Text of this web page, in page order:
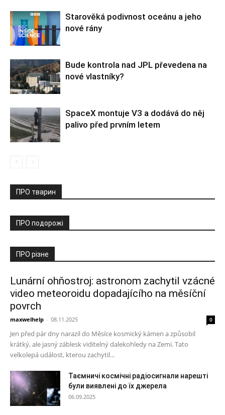
Starověká podivnost oceánu a jeho
nové rány
Bude kontrola nad JPL převedena na
nové vlastníky?
SpaceX montuje V3 a dodává do něj
palivo před prvním letem
ПРО тварин
ПРО подорожі
ПРО різне
Lunární ohňostroj: astronom zachytil vzácné
video meteoroidu dopadajícího na měsíční
povrch
maxwelhelp - 08.11.2025 0
Jen před pár dny narazil do Měsíce kosmický kámen a způsobil
krátký, ale jasný záblesk viditelný dalekohledy na Zemi. Tato
velkolepá událost, kterou zachytil...
Таємничі космічні радіосигнали нарешті
були виявлені до їх джерела
06.09.2025